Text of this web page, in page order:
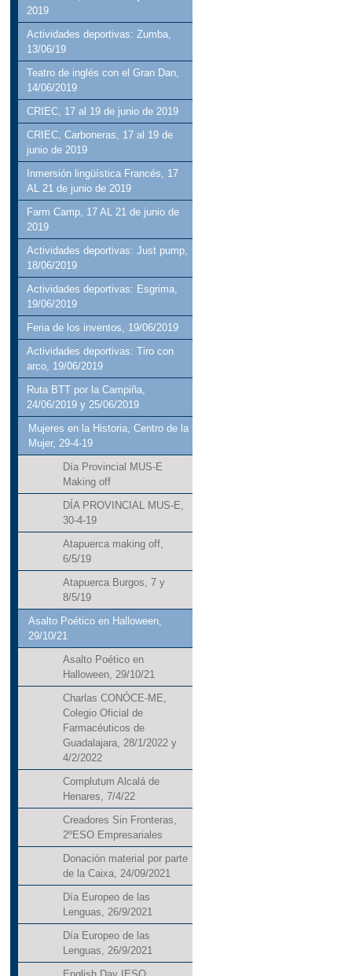
2019
Actividades deportivas: Zumba,
13/06/19
Teatro de inglés con el Gran Dan,
14/06/2019
CRIEC, 17 al 19 de junio de 2019
CRIEC, Carboneras, 17 al 19 de
junio de 2019
Inmersión lingüística Francés, 17
AL 21 de junio de 2019
Farm Camp, 17 AL 21 de junio de
2019
Actividades deportivas: Just pump,
18/06/2019
Actividades deportivas: Esgrima,
19/06/2019
Feria de los inventos, 19/06/2019
Actividades deportivas: Tiro con
arco, 19/06/2019
Ruta BTT por la Campiña,
24/06/2019 y 25/06/2019
Mujeres en la Historia, Centro de la
Mujer, 29-4-19
Día Provincial MUS-E
Making off
DÍA PROVINCIAL MUS-E,
30-4-19
Atapuerca making off,
6/5/19
Atapuerca Burgos, 7 y
8/5/19
Asalto Poético en Halloween,
29/10/21
Asalto Poético en
Halloween, 29/10/21
Charlas CONÓCE-ME,
Colegio Oficial de
Farmacéuticos de
Guadalajara, 28/1/2022 y
4/2/2022
Complutum Alcalá de
Henares, 7/4/22
Creadores Sin Fronteras,
2ºESO Empresariales
Donación material por parte
de la Caixa, 24/09/2021
Día Europeo de las
Lenguas, 26/9/2021
Día Europeo de las
Lenguas, 26/9/2021